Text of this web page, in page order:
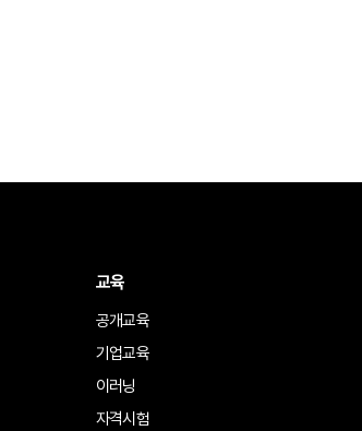
교육
공개교육
기업교육
이러닝
자격시험